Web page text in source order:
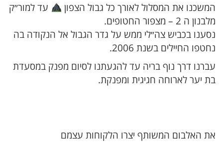
המשכנו את המסלול לאורך כל גבול הצפון
עד למור״ק
מלבנון ה 2 – מצפור החטופים.
נסענו בכביש צה״לי ממש על גדר הגבול אל הנקודה בה
נחטפו החיילים בשנת 2006.
עברנו דרך נוף בריה עד להגעתנו לסיום מפנק במסעדת
בת יער לארוחה חגיגית ומפנקת.
את האלבום המשותף יצרו הלקוחות עצמם